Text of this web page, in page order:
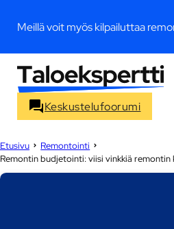
Meillä voit myös kilpailuttaa
Keskustelufoorumi
Etusivu
Remontointi
Remontin budjetointi: viisi vinkkiä remontin